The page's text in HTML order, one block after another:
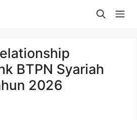
BTPN Syariah
2026